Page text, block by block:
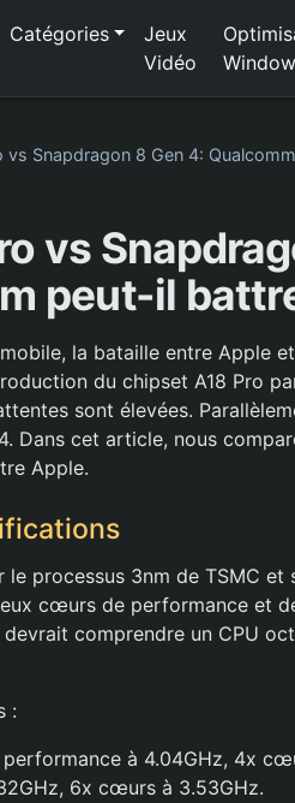
Catégories
Jeux
Vidéo
vs Snapdragon 8 Gen 4:
vs
peut-il
la bataille entre Apple
du chipset A18 Pro
sont élevées.
Dans cet article, nous
Apple.
processus 3nm de TSMC et
cœurs de performance et
comprendre un CPU
:
à 4.04GHz, 4x
6x cœurs à 3.53GHz.